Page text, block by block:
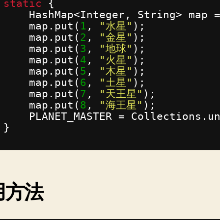
static
{
HashMap<Integer, String> map
map.put( 1 , "水星" );
map.put( 2 , "金星" );
map.put( 3 , "地球" );
map.put( 4 , "火星" );
map.put( 5 , "木星" );
map.put( 6 , "土星" );
map.put( 7 , "天王星" );
map.put( 8 , "海王星" );
PLANET_MASTER =
}
方法